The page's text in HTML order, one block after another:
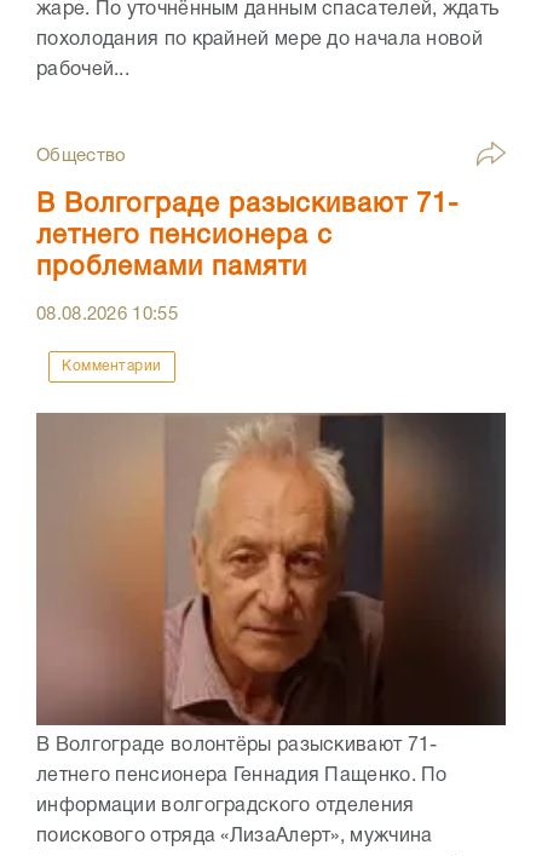
жаре. По уточнённым данным спасателей, ждать
похолодания по крайней мере до начала новой
рабочей...
Общество
В Волгограде разыскивают 71-
летнего пенсионера с
проблемами памяти
08.08.2026 10:55
Комментарии
В Волгограде волонтёры разыскивают 71-
летнего пенсионера Геннадия Пащенко. По
информации волгоградского отделения
поискового отряда «ЛизаАлерт», мужчина